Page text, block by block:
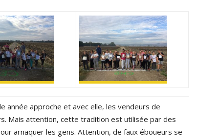
année approche et avec elle, les vendeurs de
Mais attention, cette tradition est utilisée par des
arnaquer les gens. Attention, de faux éboueurs se